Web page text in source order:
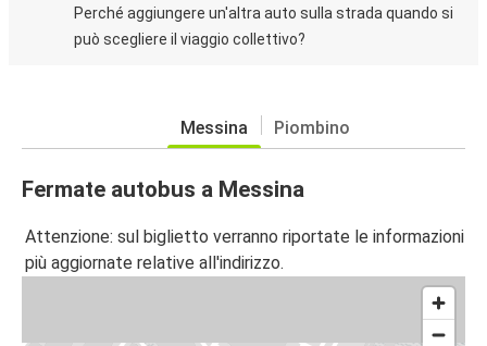
Perché aggiungere un'altra auto sulla strada quando si
può scegliere il viaggio collettivo?
Messina Piombino
Fermate autobus a Messina
Attenzione: sul biglietto verranno riportate le informazioni
più aggiornate relative all'indirizzo.